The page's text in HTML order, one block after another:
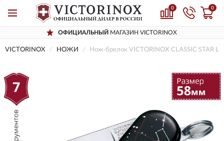
0 0
ОФИЦИАЛЬНЫЙ МАГАЗИН VICTORINOX
VICTORINOX НОЖИ Нож-брелок VICTORINOX CLASSIC STAR